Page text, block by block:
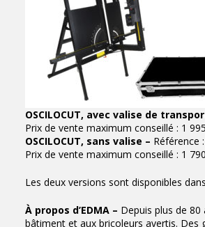
OSCILOCUT, avec valise de
Prix de vente maximum conseillé : 1
OSCILOCUT, sans valise – Référence
Prix de vente maximum conseillé : 1
Les deux versions sont disponibles
À propos d’EDMA – Depuis plus de
bâtiment et aux bricoleurs avertis.